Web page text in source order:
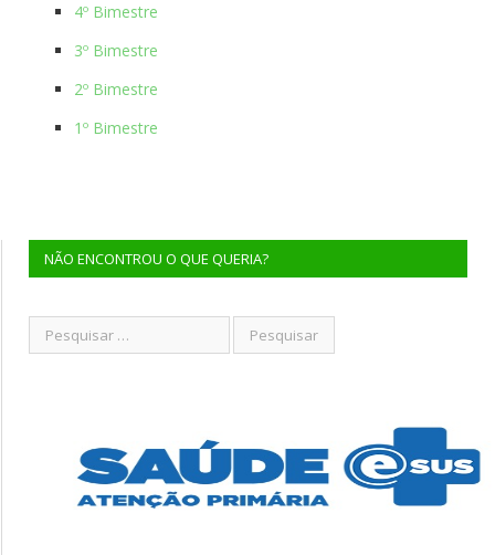
4º Bimestre
3º Bimestre
2º Bimestre
1º Bimestre
NÃO ENCONTROU O QUE QUERIA?